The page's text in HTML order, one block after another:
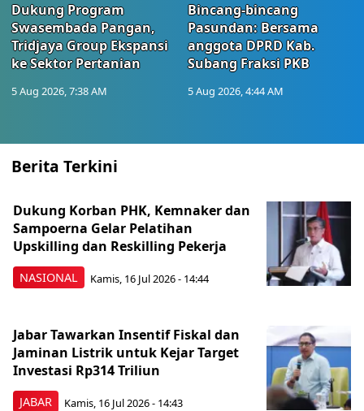
Dukung Program
Swasembada Pangan,
Tridjaya Group Ekspansi
ke Sektor Pertanian
5 Aug 2026, 7:38 AM
Bincang-bincang
Pasundan: Bersama
anggota DPRD Kab.
Subang Fraksi PKB
5 Aug 2026, 4:44 AM
Berita Terkini
NASIONAL
Dukung Korban PHK, Kemnaker dan
Sampoerna Gelar Pelatihan
Upskilling dan Reskilling Pekerja
Kamis, 16 Jul 2026 - 14:44
JABAR
Jabar Tawarkan Insentif Fiskal dan
Jaminan Listrik untuk Kejar Target
Investasi Rp314 Triliun
Kamis, 16 Jul 2026 - 14:43